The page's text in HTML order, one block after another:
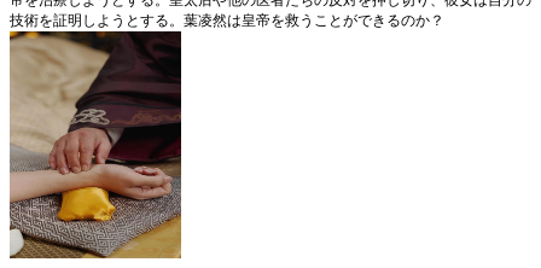
技術を証明しようとする。葉凌然は皇帝を救うことができるのか？